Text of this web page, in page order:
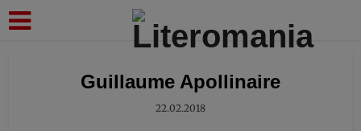
Guillaume Apollinaire
22.02.2018